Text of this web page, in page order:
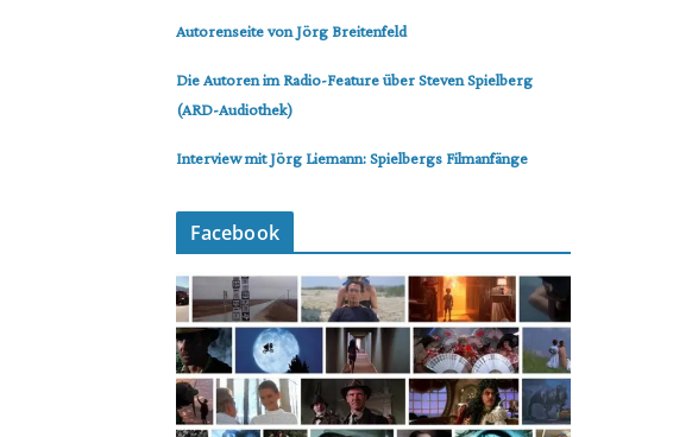
Autorenseite von Jörg Breitenfeld
Die Autoren im Radio-Feature über Steven Spielberg
(ARD-Audiothek)
Interview mit Jörg Liemann: Spielbergs Filmanfänge
Facebook